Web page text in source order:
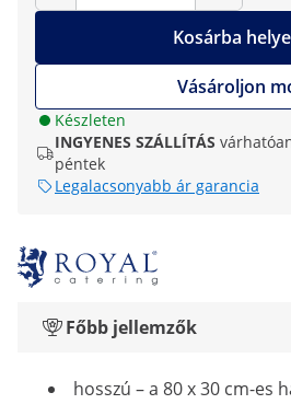
Kosárba
Vásároljon
Készleten
INGYENES SZÁLLÍTÁS
péntek
Legalacsonyabb ár garancia
Főbb jellemzők
hosszú – a 80 x 30 cm-es